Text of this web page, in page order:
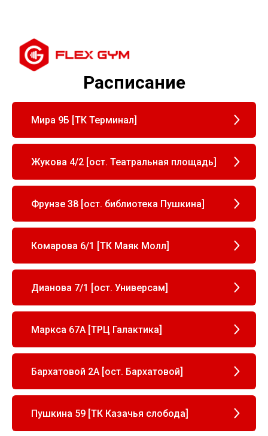
Расписание
Мира 9Б [ТК Терминал]
Жукова 4/2 [ост. Театральная площадь]
Фрунзе 38 [ост. библиотека Пушкина]
Комарова 6/1 [ТК Маяк Молл]
Дианова 7/1 [ост. Универсам]
Маркса 67А [ТРЦ Галактика]
Бархатовой 2А [ост. Бархатовой]
Пушкина 59 [ТК Казачья слобода]